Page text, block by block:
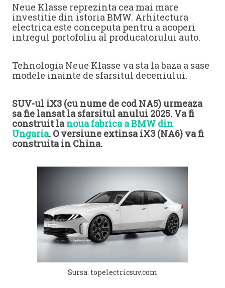
Neue Klasse reprezinta cea mai mare
investitie din istoria BMW. Arhitectura
electrica este conceputa pentru a acoperi
intregul portofoliu al producatorului auto.
Tehnologia Neue Klasse va sta la baza a sase
modele inainte de sfarsitul deceniului.
SUV-ul iX3 (cu nume de cod NA5) urmeaza
sa fie lansat la sfarsitul anului 2025. Va fi
construit lanoua fabrica a BMW din
Ungaria. O versiune extinsa iX3 (NA6) va fi
construita in China.
Sursa: topelectricsuv.com